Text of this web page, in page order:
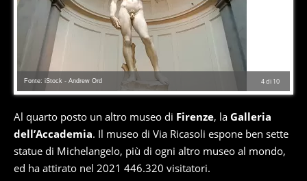
4di 10
Fonte: iStock - Andrew Ord
Al quarto posto un altro museo di Firenze, la Galleria
dell’Accademia. Il museo di Via Ricasoli espone ben sette
statue di Michelangelo, più di ogni altro museo al mondo,
ed ha attirato nel 2021 446.320 visitatori.